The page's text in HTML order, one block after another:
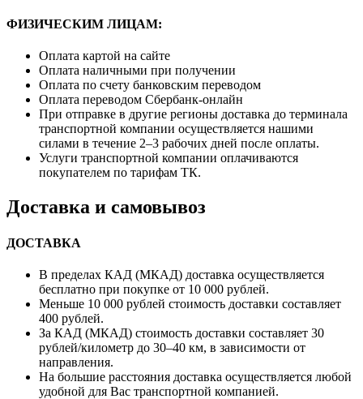
ФИЗИЧЕСКИМ ЛИЦАМ:
Оплата картой на сайте
Оплата наличными при получении
Оплата по счету банковским переводом
Оплата переводом Сбербанк-онлайн
При отправке в другие регионы доставка до терминала
транспортной компании осуществляется нашими
силами в течение 2–3 рабочих дней после оплаты.
Услуги транспортной компании оплачиваются
покупателем по тарифам ТК.
Доставка и самовывоз
ДОСТАВКА
В пределах КАД (МКАД) доставка осуществляется
бесплатно при покупке от 10 000 рублей.
Меньше 10 000 рублей стоимость доставки составляет
400 рублей.
За КАД (МКАД) стоимость доставки составляет 30
рублей/километр до 30–40 км, в зависимости от
направления.
На большие расстояния доставка осуществляется любой
удобной для Вас транспортной компанией.